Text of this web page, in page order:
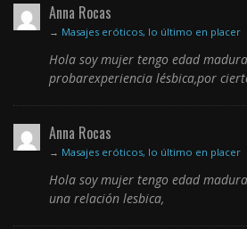
Anna Rocas
→ Masajes eróticos, lo último en placer
Hola soy mujer tengo edad
probarexperiencia lésbica,por
Anna Rocas
→ Masajes eróticos, lo último en placer
Hola soy mujer tengo edad
una relación lesbica,